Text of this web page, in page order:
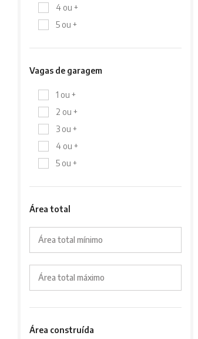
4 ou +
5 ou +
Vagas de garagem
1 ou +
2 ou +
3 ou +
4 ou +
5 ou +
Área total
Área total mínimo
Área total máximo
Área construída